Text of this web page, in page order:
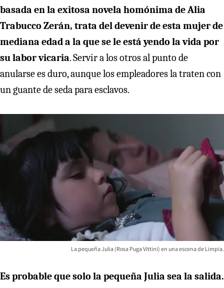
basada en la exitosa novela homónima de Alia
Trabucco Zerán, trata del devenir de esta mujer de
mediana edad a la que se le está yendo la vida por
su labor vicaria. Servir a los otros al punto de
anularse es duro, aunque los empleadores la traten con
un guante de seda para esclavos.
La pequeña Julia (Rosa Puga Vittini) en una escena de Limpia.
Es probable que solo la pequeña Julia sea la salida.